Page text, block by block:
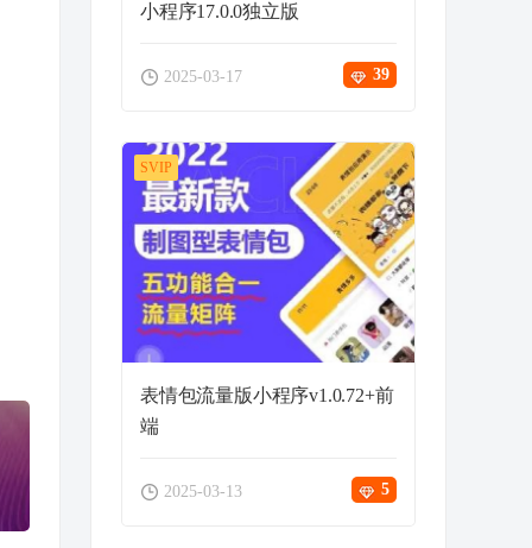
小程序17.0.0独立版
2025-03-17 39
SVIP
表情包流量版小程序v1.0.72+前
端
2025-03-13 5